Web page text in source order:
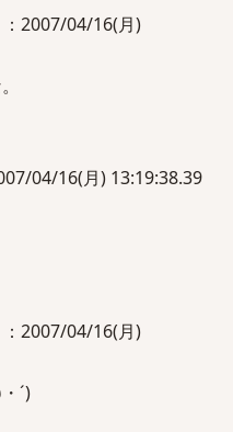
2007/04/16(月)
04/16(月) 13:19:38.39
2007/04/16(月)
´)